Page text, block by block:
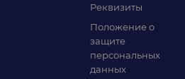
Реквизиты
Положение о
защите
персональных
данных